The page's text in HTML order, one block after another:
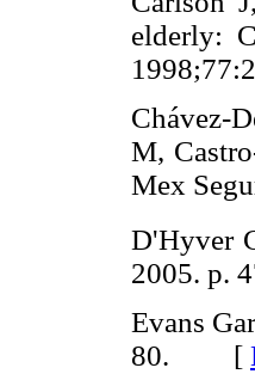
elderly:
Chávez-
M,
Mex
D'Hyver
2005.
Evans
80. [